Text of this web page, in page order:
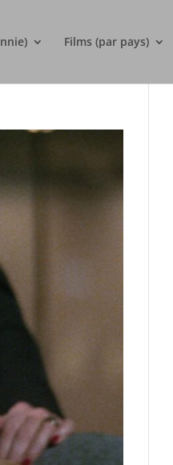
Films (par pays)